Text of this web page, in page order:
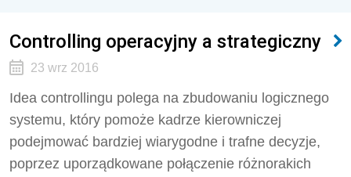
Controlling operacyjny a strategiczny
23 wrz 2016
Idea controllingu polega na zbudowaniu logicznego
systemu, który pomoże kadrze kierowniczej
podejmować bardziej wiarygodne i trafne decyzje,
poprzez uporządkowane połączenie różnorakich